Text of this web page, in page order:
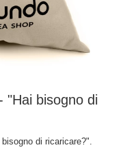
"Hai bisogno di
di ricaricare?".